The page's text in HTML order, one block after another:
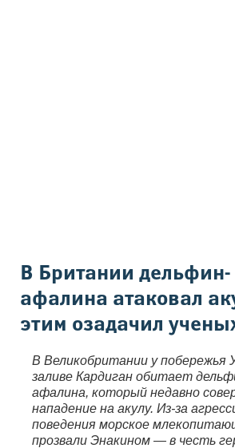
Вы здесь
В Британии дельфин-
афалина атаковал
этим озадачил
В Великобритании у побережья
заливе Кардиган обитает
афалина, который недавно
нападение на акулу. Из-за
поведения морское
прозвали Энакином — в честь